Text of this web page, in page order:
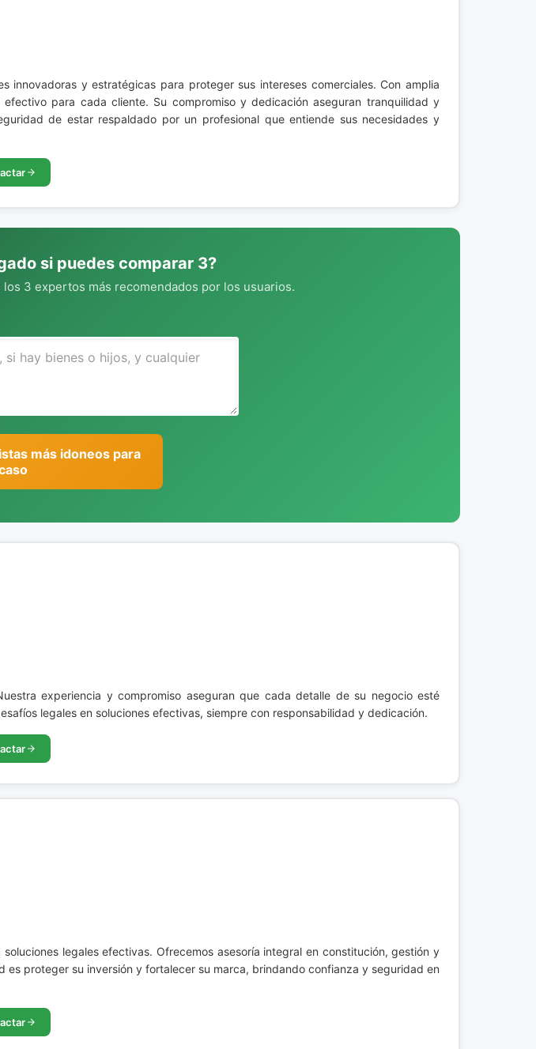
innovadoras y estratégicas para proteger sus intereses comerciales. Con amplia
para cada cliente. Su compromiso y dedicación aseguran tranquilidad y
de estar respaldado por un profesional que entiende sus necesidades y
si puedes comparar 3?
3 expertos más recomendados por los usuarios.
más idoneos para
experiencia y compromiso aseguran que cada detalle de su negocio esté
legales en soluciones efectivas, siempre con responsabilidad y dedicación.
legales efectivas. Ofrecemos asesoría integral en constitución, gestión y
proteger su inversión y fortalecer su marca, brindando confianza y seguridad en